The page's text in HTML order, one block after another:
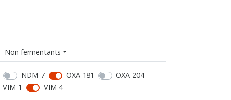
Non fermentants
NDM-7 OXA-181
OXA-204
VIM-1 VIM-4